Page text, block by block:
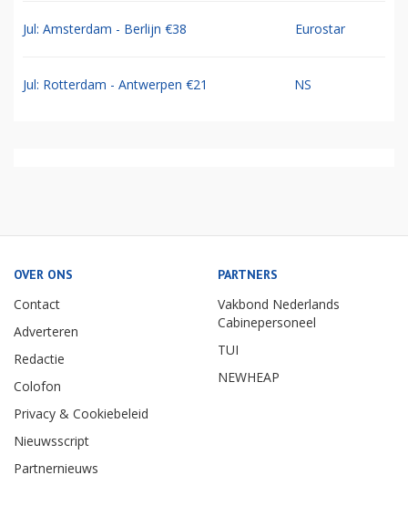
Jul: Amsterdam - Berlijn €38 Eurostar
Jul: Rotterdam - Antwerpen €21 NS
OVER ONS
Contact
Adverteren
Redactie
Colofon
Privacy & Cookiebeleid
Nieuwsscript
Partnernieuws
PARTNERS
Vakbond Nederlands
Cabinepersoneel
TUI
NEWHEAP